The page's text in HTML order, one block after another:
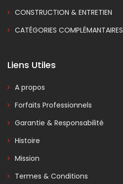
CONSTRUCTION & ENTRETIEN
CATÉGORIES COMPLÉMANTAIRES
Liens Utiles
A propos
Forfaits Professionnels
Garantie & Responsabilité
Histoire
Mission
Termes & Conditions